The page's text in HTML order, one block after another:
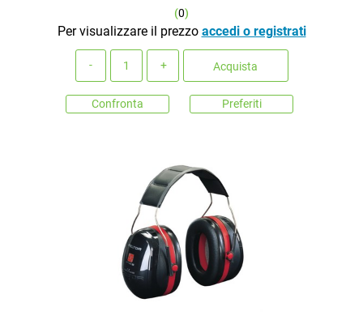
(0)
Per visualizzare il prezzo accedi o registrati
Acquista
Confronta Preferiti